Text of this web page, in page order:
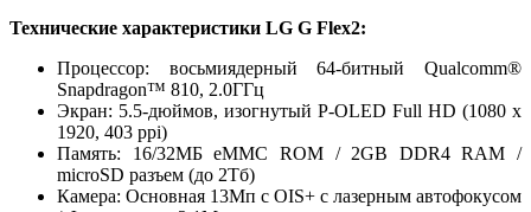
Технические характеристики LG G Flex2:
Процессор: восьмиядерный 64-битный Qualcomm®
Snapdragon™ 810, 2.0ГГц
Экран: 5.5-дюймов, изогнутый P-OLED Full HD (1080 x
1920, 403 ppi)
Память: 16/32МБ eMMC ROM / 2GB DDR4 RAM /
microSD разъем (до 2Тб)
Камера: Основная 13Мп с OIS+ с лазерным автофокусом